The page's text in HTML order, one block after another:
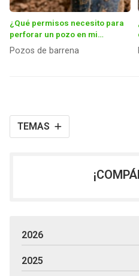
TEMAS
¿Qué permisos necesito para
perforar un pozo en mi
propiedad?
Pozos de barrena
2026
2025